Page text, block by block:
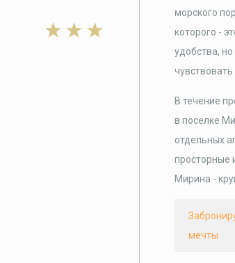
морского
которого -
удобства,
В течение
в поселке
отдельных
просторные
Мирина -
мечты